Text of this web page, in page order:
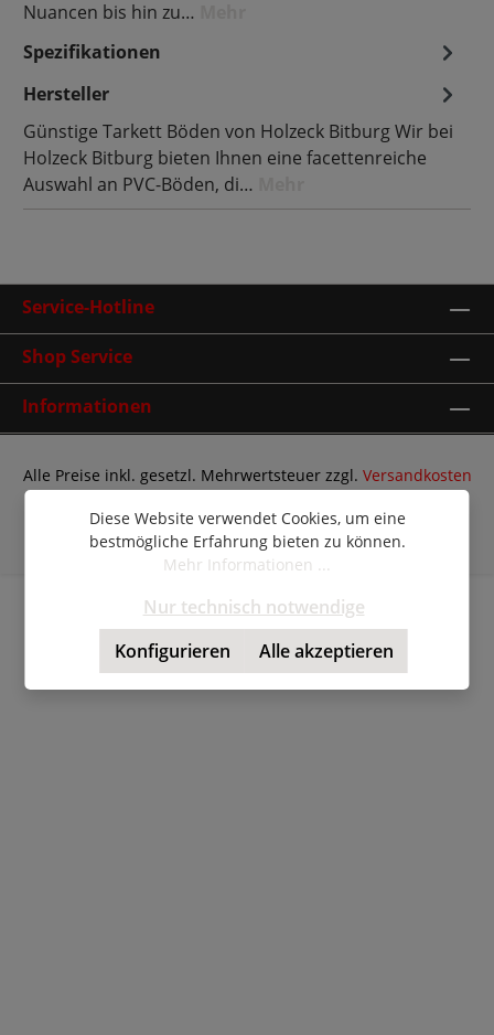
Nuancen bis hin zu…
Spezifikationen
Hersteller
Günstige Tarkett Böden von Holzeck Bitburg Wir bei
Holzeck Bitburg bieten Ihnen eine facettenreiche
Auswahl an PVC-Böden, di…
Service-Hotline
Shop Service
Informationen
Alle Preise inkl. gesetzl. Mehrwertsteuer zzgl. Versandkosten
angegeben.
© Copyright 2026 | Shopware Theme by RH-Webdesign
Diese Website verwendet Cookies, um eine
bestmögliche Erfahrung bieten zu können.
Mehr Informationen ...
Nur technisch notwendige
Konfigurieren
Alle akzeptieren